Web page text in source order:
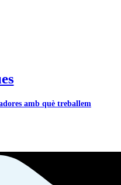
amb què treballem